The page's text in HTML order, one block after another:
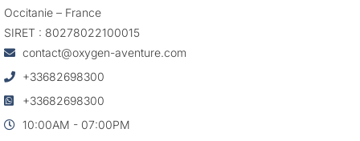
contact@oxygen-aventure.com
+33682698300
+33682698300
10:00AM - 07:00PM
Occitanie – France
SIRET : 80278022100015